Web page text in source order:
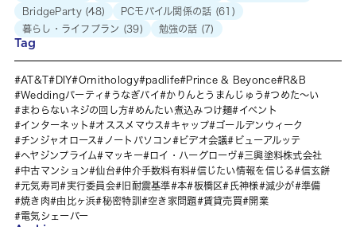
BridgeParty(48) PCモバイル関係の話 (61)
暮らし・ライフプラン (39) 勉強の話 (7)
Tag
AT&T DIY Ornithology padlife Prince & Beyonce
R&B
Weddingパーティ
うなぎパイ かりんとうまんじゅう
つめた～い
まわらないネジの回し方
めんたい煮込みつけ麺
イベント
インターネット
オススメマウス キャップ
ゴールデンウィーク
チンジャオロース
ノートパソコン ビデオ会議
ビューアルッテ
ヘヤジンプライム
マッキー ロイ・ハーグローヴ
三興塗料株式会社
中古マンション
仙台 仲介手数料有料 信じたい情報を信じる
信玄餅
元気寿司
実行委員会 旧耐震基準 本 板橋区 氏神様 減少が
準備
焼き肉
由比ヶ浜 秘密特訓 空き家問題 賃貸売買
開業
電気シェーバー